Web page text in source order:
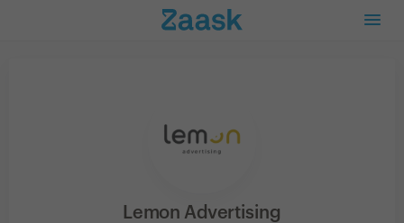
Lemon Advertising